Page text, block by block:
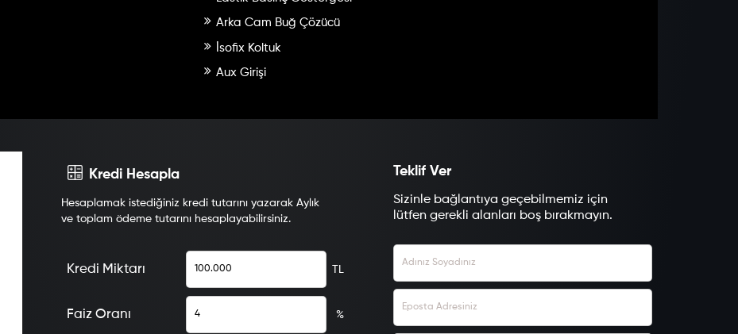
Arka Cam Buğ Çözücü
İsofix Koltuk
Aux Girişi
Kredi Hesapla
Hesaplamak istediğiniz kredi tutarını yazarak Aylık
ve toplam ödeme tutarını hesaplayabilirsiniz.
Kredi Miktarı TL
Faiz Oranı %
Teklif Ver
Sizinle bağlantıya geçebilmemiz için
lütfen gerekli alanları boş bırakmayın.